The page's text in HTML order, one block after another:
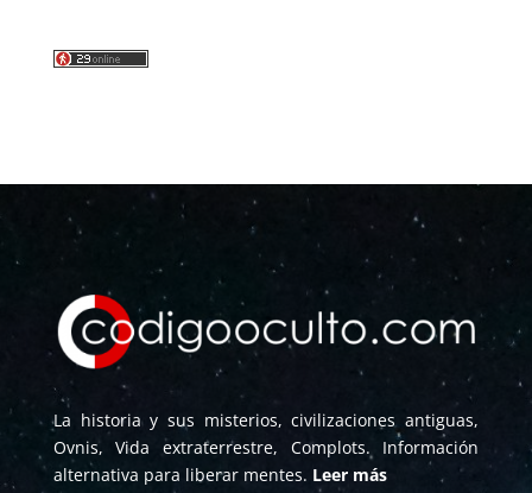
La historia y sus misterios, civilizaciones antiguas,
Ovnis, Vida extraterrestre, Complots. Información
alternativa para liberar mentes. Leer más